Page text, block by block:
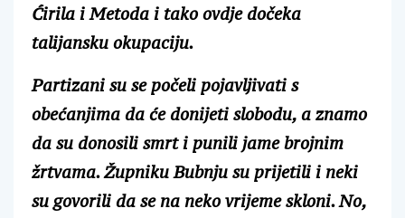
Ćirila i Metoda i tako ovdje dočeka
talijansku okupaciju.
Partizani su se počeli pojavljivati s
obećanjima da će donijeti slobodu, a znamo
da su donosili smrt i punili jame brojnim
žrtvama. Župniku Bubnju su prijetili i neki
su govorili da se na neko vrijeme skloni. No,